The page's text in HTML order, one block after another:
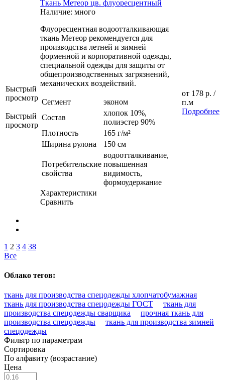
Быстрый
просмотр
Быстрый
просмотр
Ткань Метеор цв. флуоресцентный
Наличие: много
Флуоресцентная водоотталкивающая
ткань Метеор рекомендуется для
производства летней и зимней
форменной и корпоративной одежды,
специальной одежды для защиты от
общепроизводственных загрязнений,
механических воздействий.
Сегмент
эконом
Состав
хлопок 10%,
полиэстер 90%
Плотность
165 г/м²
Ширина рулона
150 см
Потребительские
свойства
водоотталкивание,
повышенная
видимость,
формоудержание
Характеристики
Сравнить
от 178 р. /
п.м
Подробнее
1 2 3 4 38
Все
Облако тегов:
ткань для производства спецодежды хлопчатобумажная
ткань для производства спецодежды ГОСТ
ткань для
производства спецодежды сварщика
прочная ткань для
производства спецодежды
ткань для производства зимней
спецодежды
Фильтр по параметрам
Сортировка
По алфавиту (возрастание)
Цена